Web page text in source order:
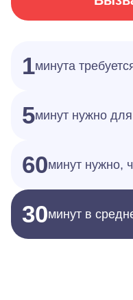
1минута
5минут нужно
60минут нужно,
30минут в